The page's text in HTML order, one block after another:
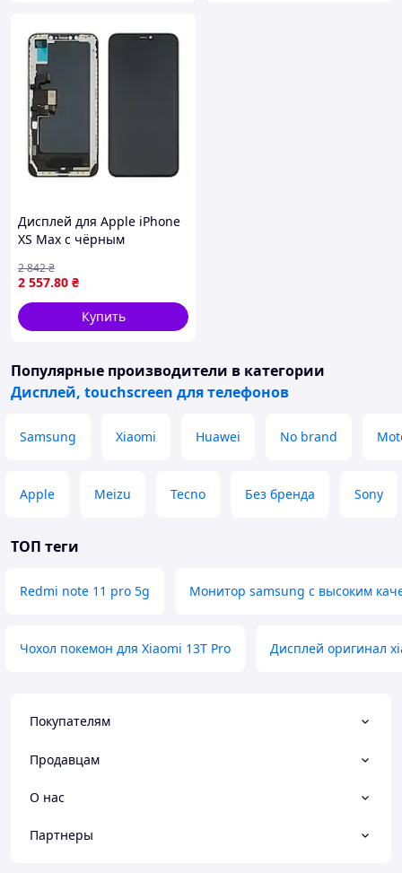
Дисплей для Apple iPhone
XS Max с чёрным
2 557.80 ₴
2 842₴
Купить
Популярные производители в категории
Дисплей, touchscreen для телефонов
Samsung Xiaomi Huawei No brand
Apple Meizu Tecno Без бренда Sony
ТОП теги
Redmi note 11 pro 5g Монитор samsung с высоким
Чохол покемон для Xiaomi 13T Pro Дисплей оригинал
Покупателям
Продавцам
О нас
Партнеры